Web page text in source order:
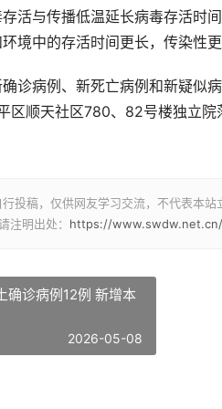
活与传播低温延长病毒存活时
境中的存活时间更长，传染性更
诊病例、新死亡病例和新疑似
区顺天社区780、82号楼独立
投稿，仅供网友学习交流，不代表本
注明出处： https://
确诊病例12例 新增本
2026-05-08